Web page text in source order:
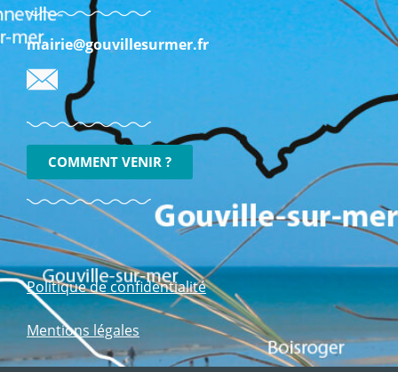
mairie@gouvillesurmer.fr
COMMENT VENIR ?
Politique de confidentialité
Mentions légales